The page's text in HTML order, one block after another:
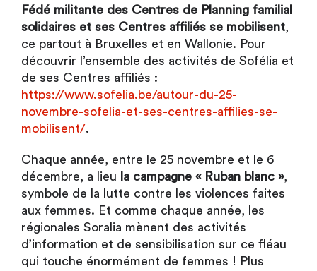
Fédé militante des Centres de Planning familial
solidaires et ses Centres affiliés se mobilisent,
ce partout à Bruxelles et en Wallonie. Pour
découvrir l’ensemble des activités de Sofélia et
de ses Centres affiliés :
https://www.sofelia.be/autour-du-25-
novembre-sofelia-et-ses-centres-affilies-se-
mobilisent/.
Chaque année, entre le 25 novembre et le 6
décembre, a lieu
la campagne « Ruban blanc »,
symbole de la lutte contre les violences faites
aux femmes. Et comme chaque année, les
régionales Soralia mènent des activités
d’information et de sensibilisation sur ce fléau
qui touche énormément de femmes ! Plus